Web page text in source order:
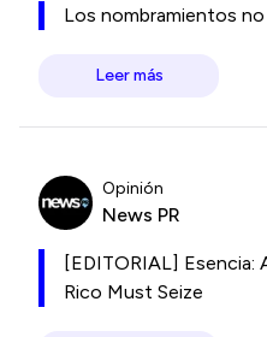
Los nombramientos
Leer más
Opinión
News PR
[EDITORIAL]
Rico Must Seize